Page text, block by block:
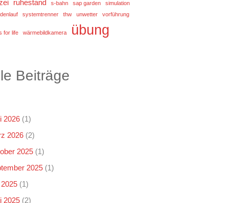
ruhestand s-bahn sap garden
simulation
systemtrenner thw unwetter vorführung
for life wärmebildkamera übung
Beiträge
2026 (1)
2026 (2)
2025 (1)
2025 (1)
(1)
2025 (2)